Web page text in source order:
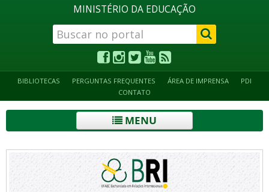
Legislação
Canais
MINISTÉRIO DA EDUCAÇÃO
BIBLIOTECAS PERGUNTAS FREQUENTES ÁREA DE IMPRENSA
PDI
CONTATO
MENU